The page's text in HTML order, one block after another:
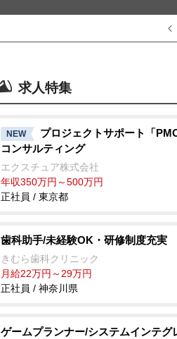
求人特集
NEW
プロジェクトサポート「
コンサルティング
エクスチュア株式会社
年収350万円～500万円
正社員 / 東京都
歯科助手/未経験OK・研修制度充実
きむら歯科クリニック
月給22万円～29万円
正社員 / 神奈川県
ゲームプランナー/システムインテグ